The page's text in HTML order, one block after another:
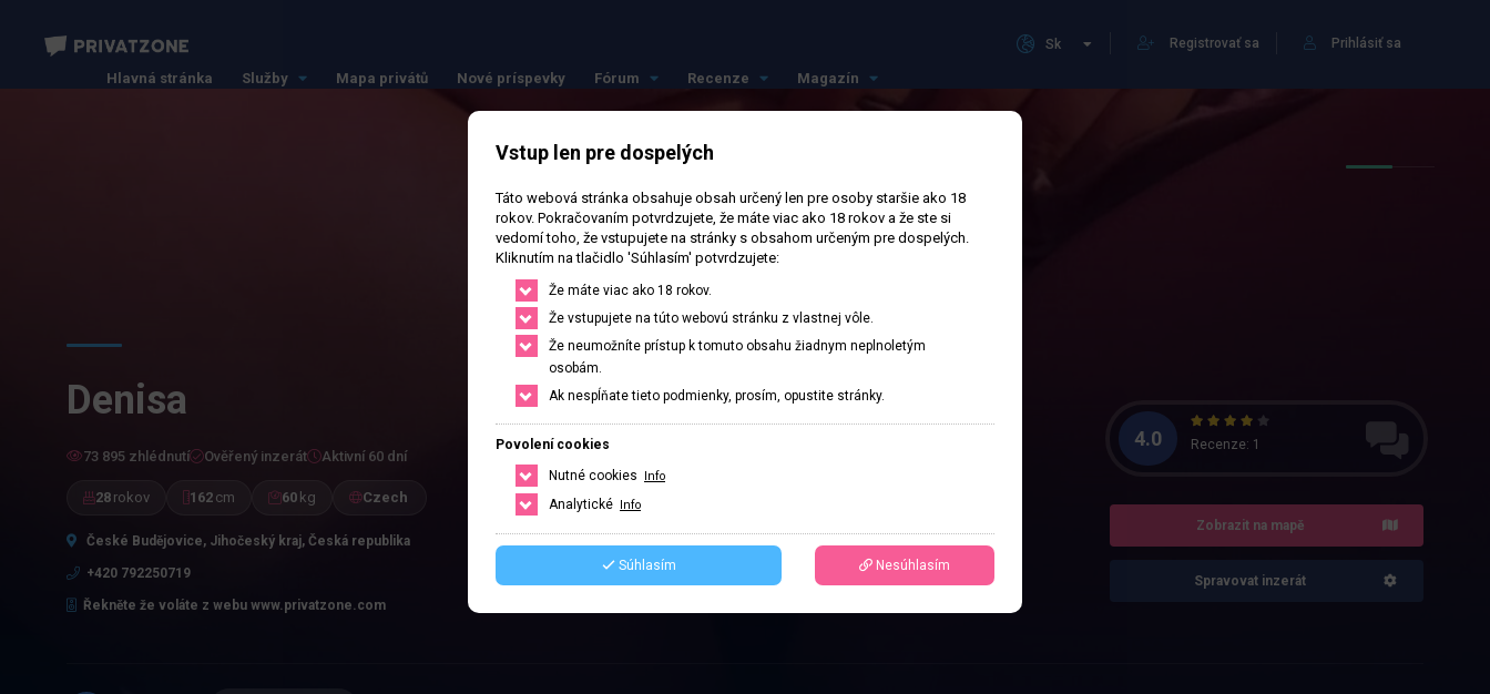
Prihlásiť sa
Registrovať sa
Sk
Hlavná stránka Služby Mapa privátů Nové príspevky Fórum Recenze Magazín
Denisa
73 895 zhlédnutí Ověřený inzerát Aktivní 60 dní
28 rokov 162 cm 60 kg Czech
České Budějovice, Jihočeský kraj, Česká republika
+420 792250719
Řekněte že voláte z webu www.privatzone.com
4.0 Recenze: 1
Zobrazit na mapě
Spravovat inzerát
Vstup len pre dospelých
Táto webová stránka obsahuje obsah určený len pre osoby staršie ako 18
rokov. Pokračovaním potvrdzujete, že máte viac ako 18 rokov a že ste si
vedomí toho, že vstupujete na stránky s obsahom určeným pre dospelých.
Kliknutím na tlačidlo 'Súhlasím' potvrdzujete:
Že máte viac ako 18 rokov.
Že vstupujete na túto webovú stránku z vlastnej vôle.
Že neumožníte prístup k tomuto obsahu žiadnym neplnoletým
osobám.
Ak nespĺňate tieto podmienky, prosím, opustite stránky.
Povolení cookies
Nutné cookies
Info
Analytické Info
Súhlasím Nesúhlasím